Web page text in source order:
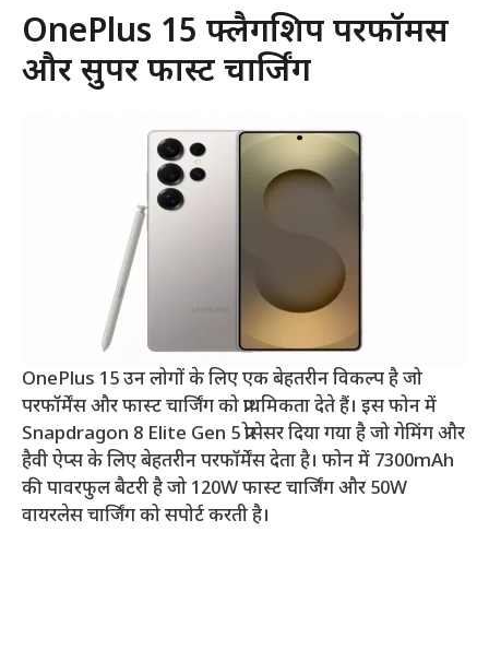
OnePlus 15 फ्लैगशिप परफॉर्मेंस
और सुपर फास्ट चार्जिंग
OnePlus 15 उन लोगों के लिए एक बेहतरीन विकल्प है जो
परफॉर्मेंस और फास्ट चार्जिंग को प्राथमिकता देते हैं। इस फोन में
Snapdragon 8 Elite Gen 5 प्रोसेसर दिया गया है जो गेमिंग और
हैवी ऐप्स के लिए बेहतरीन परफॉर्मेंस देता है। फोन में 7300mAh
की पावरफुल बैटरी है जो 120W फास्ट चार्जिंग और 50W
वायरलेस चार्जिंग को सपोर्ट करती है।